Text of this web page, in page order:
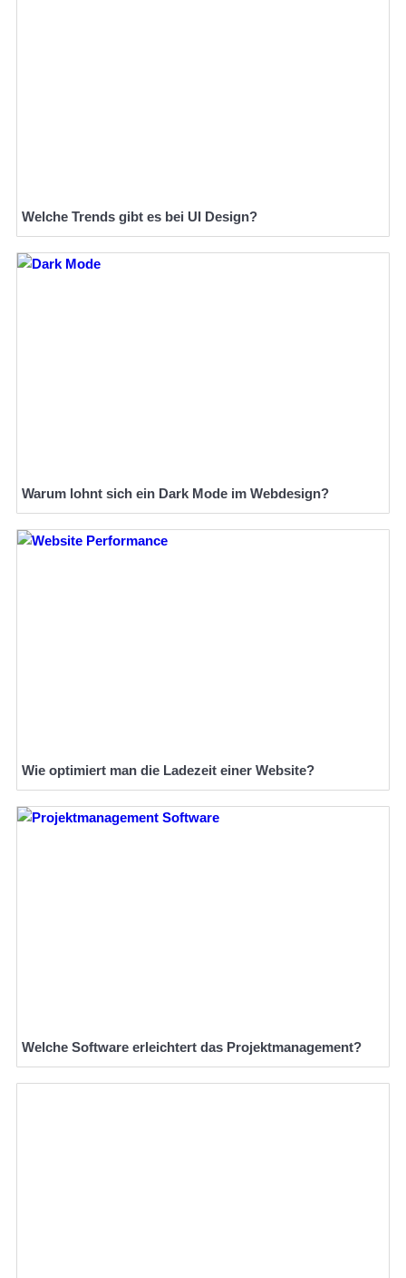
Welche Trends gibt es bei UI Design?
Warum lohnt sich ein Dark Mode im Webdesign?
Wie optimiert man die Ladezeit einer Website?
Welche Software erleichtert das Projektmanagement?